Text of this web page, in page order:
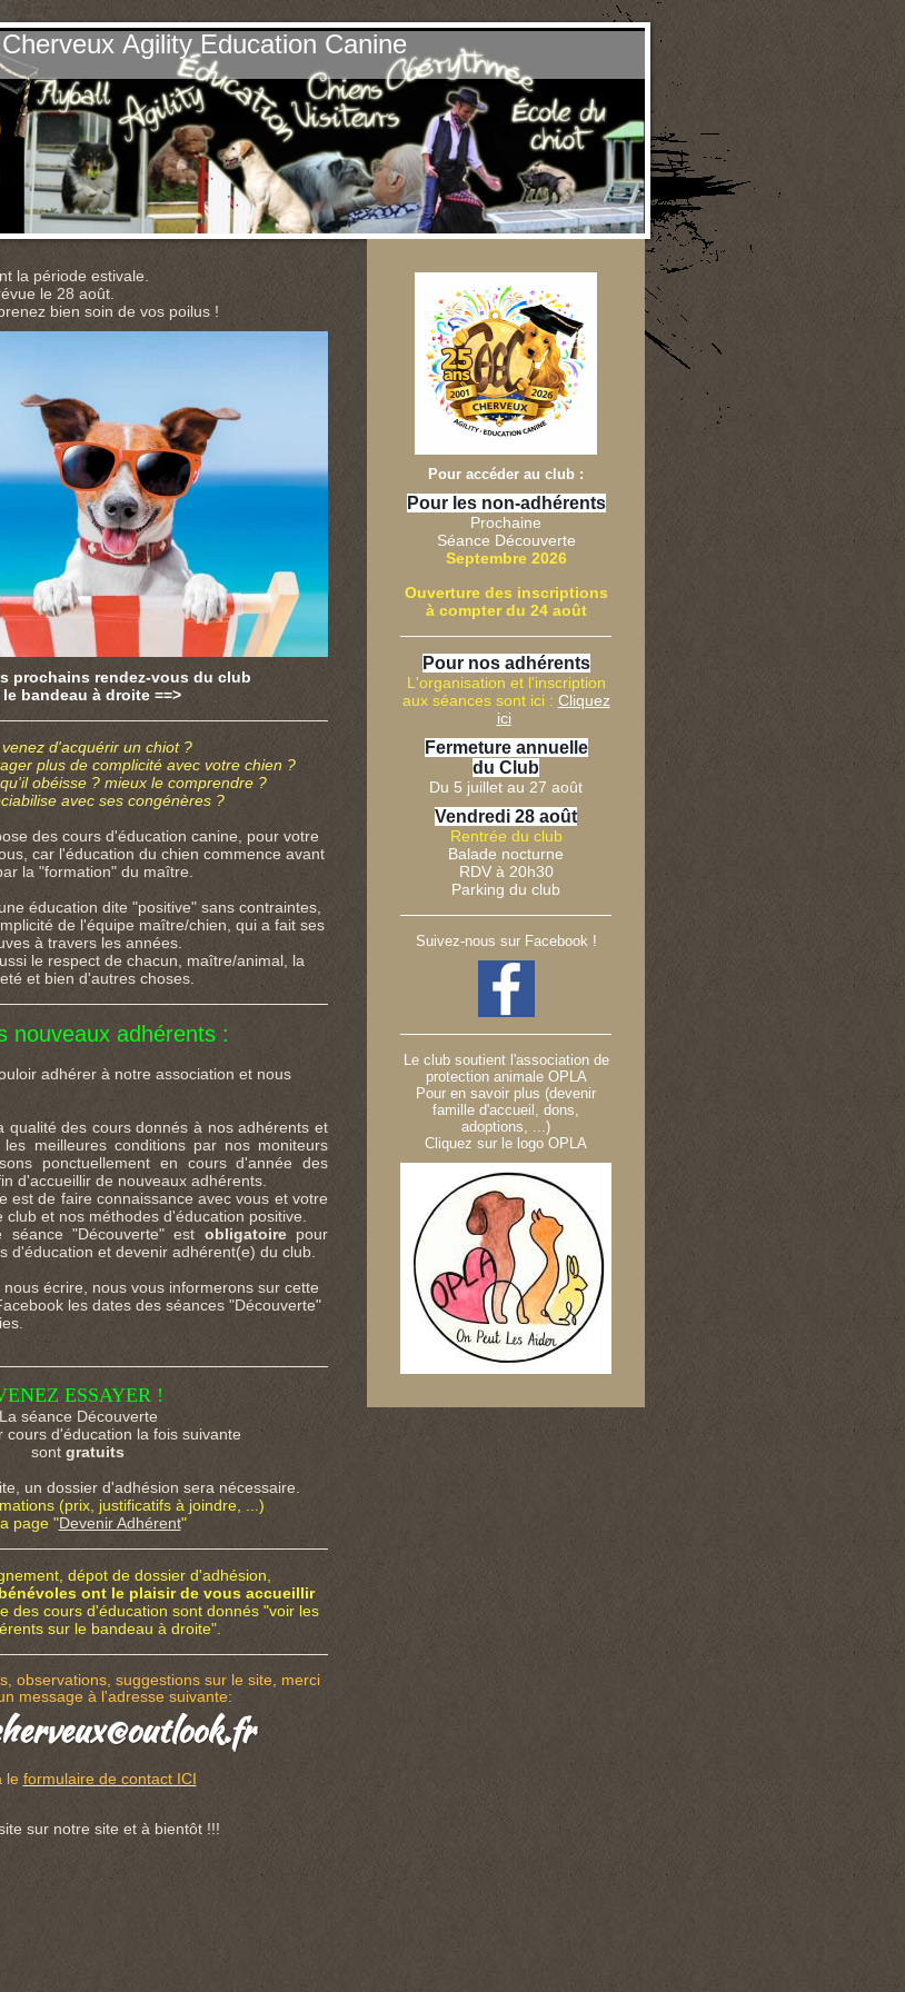
Cherveux Agility Education Canine
la période estivale.
le 28 août.
bien soin de vos poilus !
prochains rendez-vous du club
bandeau à droite ==>
venez d'acquérir un chiot ?
plus de complicité avec votre chien ?
obéisse ? mieux le comprendre ?
avec ses congénères ?
des cours d'éducation canine, pour votre
car l'éducation du chien commence avant
la "formation" du maître.
éducation dite "positive" sans contraintes,
de l'équipe maître/chien, qui a fait ses
à travers les années.
le respect de chacun, maître/animal, la
et bien d'autres choses.
nouveaux adhérents :
adhérer à notre association et nous
qualité des cours donnés à nos adhérents et
meilleures conditions par nos moniteurs
ponctuellement en cours d'année des
d'accueillir de nouveaux adhérents.
est de faire connaissance avec vous et votre
et nos méthodes d'éducation positive.
"Découverte" est obligatoirepour
d'éducation et devenir adhérent(e) du club.
écrire, nous vous informerons sur cette
les dates des séances "Découverte"
ESSAYER !
La séance Découverte
cours d'éducation la fois suivante
sont gratuits
un dossier d'adhésion sera nécessaire.
(prix, justificatifs à joindre, ...)
page "Devenir Adhérent"
dépot de dossier d'adhésion,
ont le plaisir de vous accueillir
des cours d'éducation sont donnés "voir les
sur le bandeau à droite".
observations, suggestions sur le site, merci
message à l'adresse suivante:
@outlook.fr
le formulaire de contact ICI
sur notre site et à bientôt !!!
Pour accéder au club :
Pour les non-adhérents
Prochaine
Séance Découverte
Septembre 2026
Ouverture des inscriptions
à compter du 24 août
Pour nos adhérents
L'organisation et l'inscription
aux séances sont ici : Cliquez
ici
Fermeture annuelle
du Club
Du 5 juillet au 27 août
Vendredi 28 août
Rentrée du club
Balade nocturne
RDV à 20h30
Parking du club
Suivez-nous sur Facebook !
Le club soutient l'association de
protection animale OPLA
Pour en savoir plus (devenir
famille d'accueil, dons,
adoptions, ...)
Cliquez sur le logo OPLA